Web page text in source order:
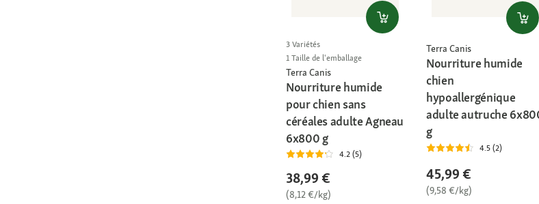
3 Variétés
1 Taille de l'emballage
Terra Canis
Nourriture humide
pour chien sans
céréales adulte Agneau
6x800 g
4.2 (5)
38,99 €
(8,12 €/kg)
Terra Canis
Nourriture humide
chien
hypoallergénique
adulte autruche
g
4.5 (2)
45,99 €
(9,58 €/kg)